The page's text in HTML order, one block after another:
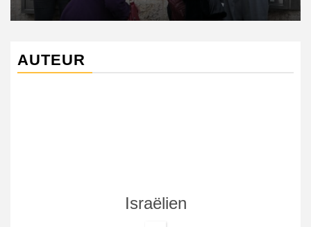
AUTEUR
Israëlien